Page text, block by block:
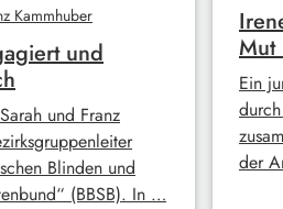
Kammhuber
und
und Franz
Blinden und
(BBSB). In …
Mut
Ein
der